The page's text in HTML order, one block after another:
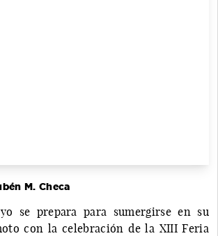
M. Checa
se prepara para sumergirse en su
con la celebración de la XIII Feria